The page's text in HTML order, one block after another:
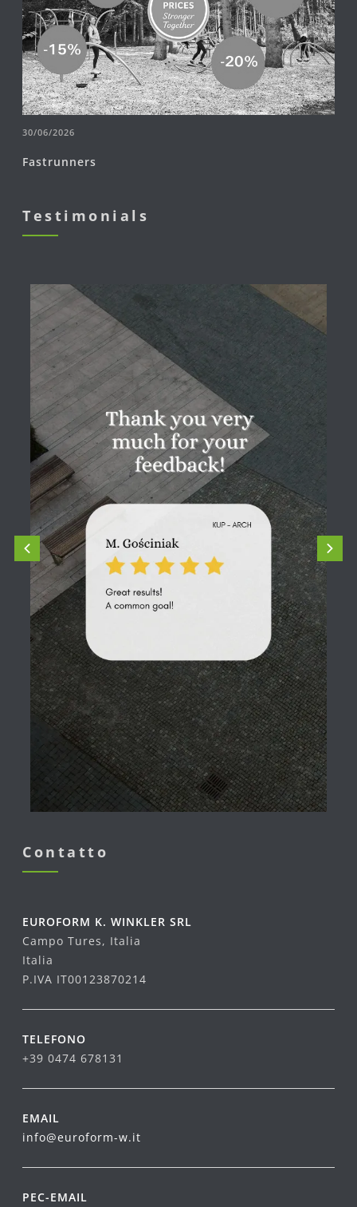
30/06/2026
Fastrunners
Testimonials
Contatto
EUROFORM K. WINKLER SRL
Campo Tures, Italia
Italia
P.IVA IT00123870214
TELEFONO
+39 0474 678131
EMAIL
info@euroform-w.it
PEC-EMAIL